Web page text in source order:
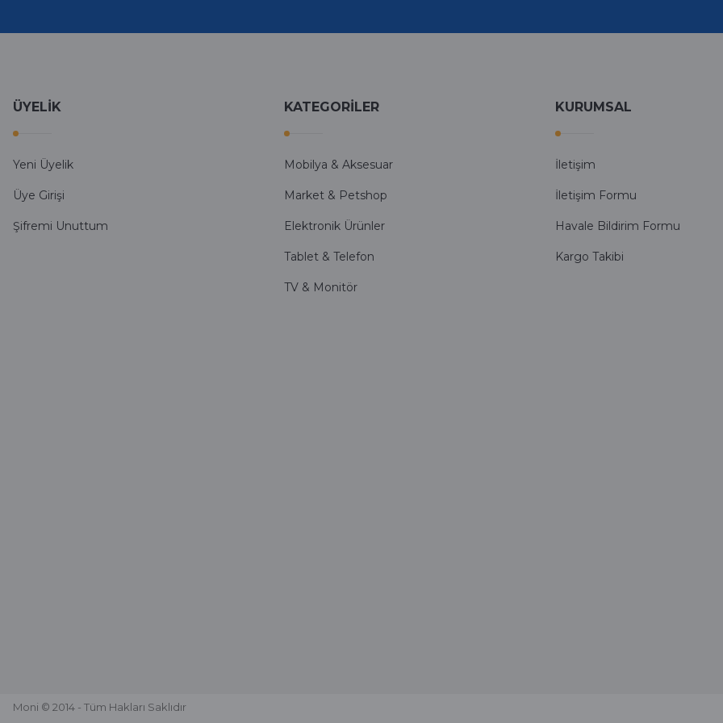
kargo hızlı
mehmet yıldız | 19/06/2025
seiko astron kordon 7x52
ÜYELİK
Yeni Üyelik
Üye Girişi
Şifremi Unuttum
KATEGORİLER
Mobilya & Aksesuar
Market & Petshop
Elektronik Ürünler
Tablet & Telefon
TV & Monitör
KURUMSAL
İletişim
İletişim Formu
Havale Bildirim Formu
Kargo Takibi
Moni © 2014 - Tüm Hakları Saklıdır